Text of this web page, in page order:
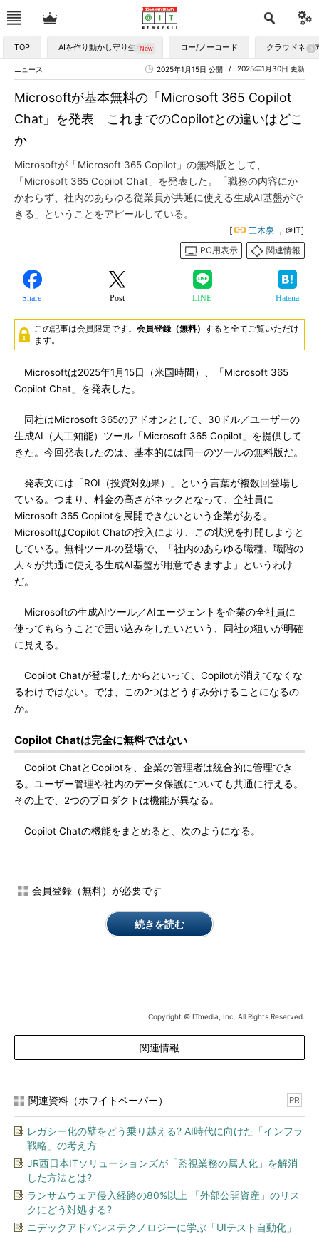
TOP AIを作り動かし守り生かす ロー/ノーコード クラウドネイ
ニュース 2025年1月30日 更新
2025年1月15日 公開
Microsoftが基本無料の「Microsoft 365 Copilot
Chat」を発表 これまでのCopilotとの違いはどこ
か
Microsoftが「Microsoft 365 Copilot」の無料版として、
「Microsoft 365 Copilot Chat」を発表した。「職務の内容にか
かわらず、社内のあらゆる従業員が共通に使える生成AI基盤がで
きる」ということをアピールしている。
[ 三木泉 ，＠IT]
PC用表示
関連情報
Share Post LINE Hatena
この記事は会員限定です。 会員登録（無料） すると全てご覧いただけ
ます。
Microsoftは2025年1月15日（米国時間）、「Microsoft 365
Copilot Chat」を発表した。
同社はMicrosoft 365のアドオンとして、30ドル／ユーザーの
生成AI（人工知能）ツール「Microsoft 365 Copilot」を提供して
きた。今回発表したのは、基本的には同一のツールの無料版だ。
発表文には「ROI（投資対効果）」という言葉が複数回登場し
ている。つまり、料金の高さがネックとなって、全社員に
Microsoft 365 Copilotを展開できないという企業がある。
MicrosoftはCopilot Chatの投入により、この状況を打開しようと
している。無料ツールの登場で、「社内のあらゆる職種、職階の
人々が共通に使える生成AI基盤が用意できますよ」というわけ
だ。
Microsoftの生成AIツール／AIエージェントを企業の全社員に
使ってもらうことで囲い込みをしたいという、同社の狙いが明確
に見える。
Copilot Chatが登場したからといって、Copilotが消えてなくな
るわけではない。では、この2つはどうすみ分けることになるの
か。
Copilot Chatは完全に無料ではない
Copilot ChatとCopilotを、企業の管理者は統合的に管理でき
る。ユーザー管理や社内のデータ保護についても共通に行える。
その上で、2つのプロダクトは機能が異なる。
Copilot Chatの機能をまとめると、次のようになる。
会員登録（無料）が必要です
続きを読む
Copyright © ITmedia, Inc. All Rights Reserved.
関連情報
関連資料（ホワイトペーパー） PR
レガシー化の壁をどう乗り越える? AI時代に向けた「インフラ
戦略」の考え方
JR西日本ITソリューションズが「監視業務の属人化」を解消
した方法とは?
ランサムウェア侵入経路の80%以上 「外部公開資産」のリス
クにどう対処する?
ニデックアドバンステクノロジーに学ぶ「UIテスト自動化」